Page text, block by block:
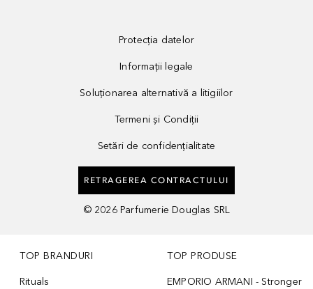
Protecția datelor
Informații legale
Soluționarea alternativă a litigiilor
Termeni și Condiții
Setări de confidențialitate
RETRAGEREA CONTRACTULUI
© 2026 Parfumerie Douglas SRL
TOP BRANDURI
Rituals
TOP PRODUSE
EMPORIO ARMANI - Stronger